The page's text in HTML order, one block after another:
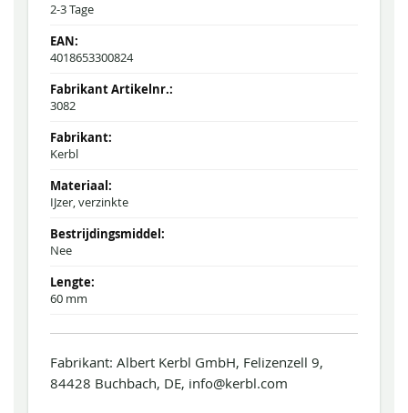
2-3 Tage
4018653300824
3082
Kerbl
IJzer, verzinkte
Nee
60 mm
Fabrikant: Albert Kerbl GmbH, Felizenzell 9,
84428 Buchbach, DE, info@kerbl.com